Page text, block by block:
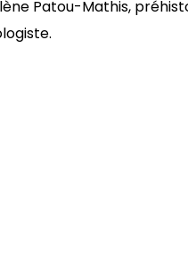
Patou-Mathis,